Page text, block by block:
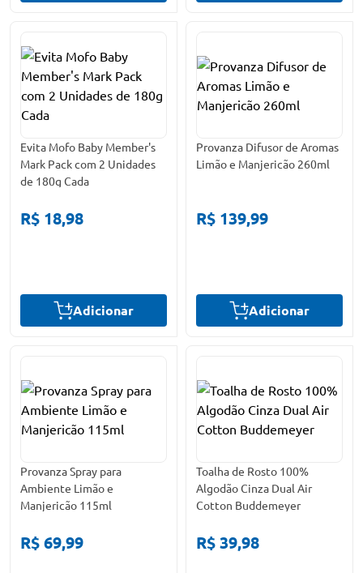
Evita Mofo Baby Member's
Mark Pack com 2 Unidades
de 180g Cada
R$ 18,98
Adicionar
Provanza Difusor de Aromas
Limão e Manjericão 260ml
R$ 139,99
Adicionar
Provanza Spray para
Ambiente Limão e
Manjericão 115ml
R$ 69,99
Toalha de Rosto 100%
Algodão Cinza Dual Air
Cotton Buddemeyer
R$ 39,98